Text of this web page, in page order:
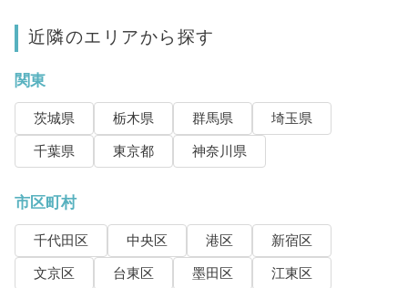
近隣のエリアから探す
関東
茨城県 栃木県 群馬県
埼玉県
千葉県
東京都 神奈川県
市区町村
千代田区 中央区 港区
新宿区
文京区
台東区 墨田区
江東区